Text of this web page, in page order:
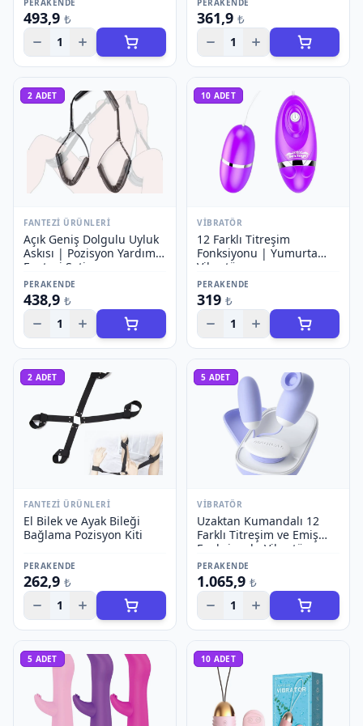
PERAKENDE
493,9 ₺
1
PERAKENDE
361,9 ₺
1
2 ADET
FANTEZI ÜRÜNLERI
Açık Geniş Dolgulu Uyluk
Askısı | Pozisyon Yardımı
Fantezi Seti
PERAKENDE
438,9 ₺
1
10 ADET
VIBRATÖR
12 Farklı Titreşim
Fonksiyonu | Yumurta
Vibratör
PERAKENDE
319 ₺
1
2 ADET
FANTEZI ÜRÜNLERI
El Bilek ve Ayak Bileği
Bağlama Pozisyon Kiti
PERAKENDE
262,9 ₺
1
5 ADET
VIBRATÖR
Uzaktan Kumandalı 12
Farklı Titreşim ve Emiş
Fonksiyonlu Vibratör
PERAKENDE
1.065,9 ₺
1
5 ADET 10 ADET